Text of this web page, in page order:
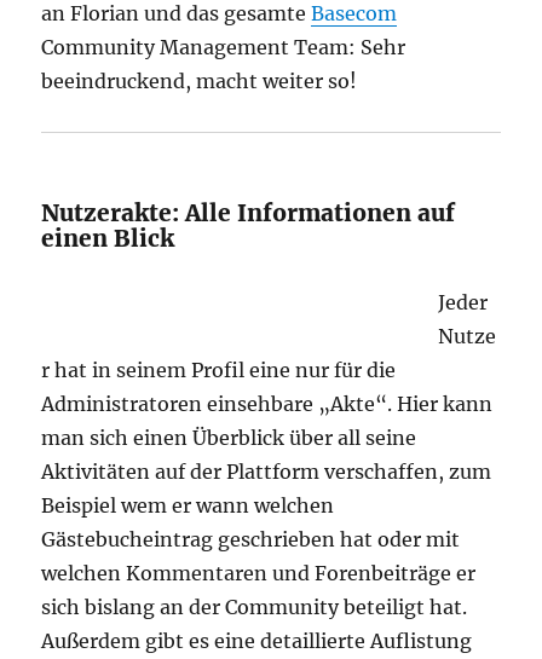
an Florian und das gesamteBasecom
Community Management Team: Sehr
beeindruckend, macht weiter so!
Nutzerakte: Alle Informationen auf
einen Blick
Jeder
Nutze
r hat in seinem Profil eine nur für die
Administratoren einsehbare „Akte“. Hier kann
man sich einen Überblick über all seine
Aktivitäten auf der Plattform verschaffen, zum
Beispiel wem er wann welchen
Gästebucheintrag geschrieben hat oder mit
welchen Kommentaren und Forenbeiträge er
sich bislang an der Community beteiligt hat.
Außerdem gibt es eine detaillierte Auflistung